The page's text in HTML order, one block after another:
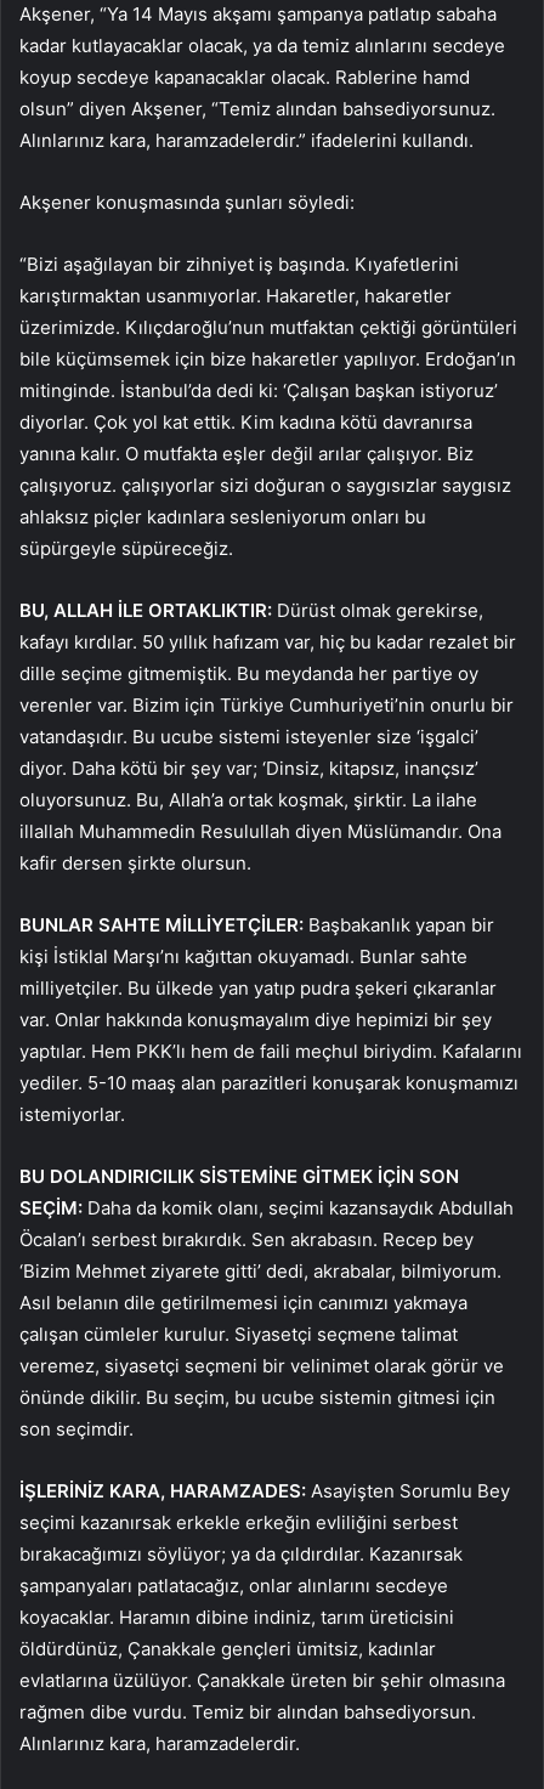
Akşener, “Ya 14 Mayıs akşamı şampanya patlatıp sabaha
kadar kutlayacaklar olacak, ya da temiz alınlarını secdeye
koyup secdeye kapanacaklar olacak. Rablerine hamd
olsun” diyen Akşener, “Temiz alından bahsediyorsunuz.
Alınlarınız kara, haramzadelerdir.” ifadelerini kullandı.
Akşener konuşmasında şunları söyledi:
“Bizi aşağılayan bir zihniyet iş başında. Kıyafetlerini
karıştırmaktan usanmıyorlar. Hakaretler, hakaretler
üzerimizde. Kılıçdaroğlu’nun mutfaktan çektiği görüntüleri
bile küçümsemek için bize hakaretler yapılıyor. Erdoğan’ın
mitinginde. İstanbul’da dedi ki: ‘Çalışan başkan istiyoruz’
diyorlar. Çok yol kat ettik. Kim kadına kötü davranırsa
yanına kalır. O mutfakta eşler değil arılar çalışıyor. Biz
çalışıyoruz. çalışıyorlar sizi doğuran o saygısızlar saygısız
ahlaksız piçler kadınlara sesleniyorum onları bu
süpürgeyle süpüreceğiz.
BU, ALLAH İLE ORTAKLIKTIR: Dürüst olmak gerekirse,
kafayı kırdılar. 50 yıllık hafızam var, hiç bu kadar rezalet bir
dille seçime gitmemiştik. Bu meydanda her partiye oy
verenler var. Bizim için Türkiye Cumhuriyeti’nin onurlu bir
vatandaşıdır. Bu ucube sistemi isteyenler size ‘işgalci’
diyor. Daha kötü bir şey var; ‘Dinsiz, kitapsız, inançsız’
oluyorsunuz. Bu, Allah’a ortak koşmak, şirktir. La ilahe
illallah Muhammedin Resulullah diyen Müslümandır. Ona
kafir dersen şirkte olursun.
BUNLAR SAHTE MİLLİYETÇİLER: Başbakanlık yapan bir
kişi İstiklal Marşı’nı kağıttan okuyamadı. Bunlar sahte
milliyetçiler. Bu ülkede yan yatıp pudra şekeri çıkaranlar
var. Onlar hakkında konuşmayalım diye hepimizi bir şey
yaptılar. Hem PKK’lı hem de faili meçhul biriydim. Kafalarını
yediler. 5-10 maaş alan parazitleri konuşarak konuşmamızı
istemiyorlar.
BU DOLANDIRICILIK SİSTEMİNE GİTMEK İÇİN SON
SEÇİM: Daha da komik olanı, seçimi kazansaydık Abdullah
Öcalan’ı serbest bırakırdık. Sen akrabasın. Recep bey
‘Bizim Mehmet ziyarete gitti’ dedi, akrabalar, bilmiyorum.
Asıl belanın dile getirilmemesi için canımızı yakmaya
çalışan cümleler kurulur. Siyasetçi seçmene talimat
veremez, siyasetçi seçmeni bir velinimet olarak görür ve
önünde dikilir. Bu seçim, bu ucube sistemin gitmesi için
son seçimdir.
İŞLERİNİZ KARA, HARAMZADES: Asayişten Sorumlu Bey
seçimi kazanırsak erkekle erkeğin evliliğini serbest
bırakacağımızı söylüyor; ya da çıldırdılar. Kazanırsak
şampanyaları patlatacağız, onlar alınlarını secdeye
koyacaklar. Haramın dibine indiniz, tarım üreticisini
öldürdünüz, Çanakkale gençleri ümitsiz, kadınlar
evlatlarına üzülüyor. Çanakkale üreten bir şehir olmasına
rağmen dibe vurdu. Temiz bir alından bahsediyorsun.
Alınlarınız kara, haramzadelerdir.